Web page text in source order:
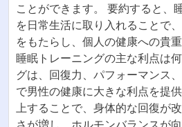
ことができます。 要約すると、
を日常生活に取り入れることで
をもたらし、個人の健康への貴
睡眠トレーニングの主な利点は
グは、回復力、パフォーマンス
で男性の健康に大きな利点を提
上することで、身体的な回復が
さが増し、ホルモンバランスが